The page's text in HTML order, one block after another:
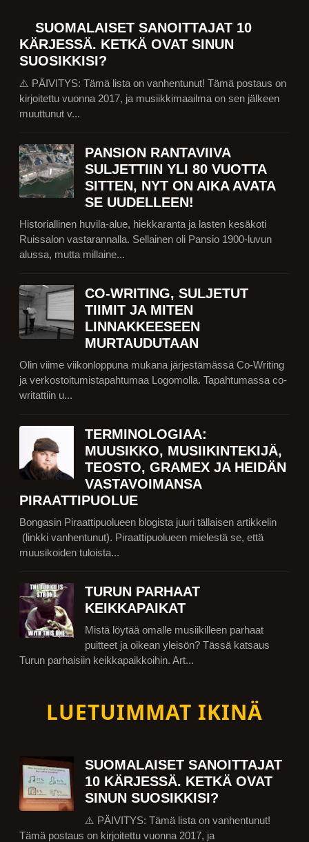
SUOMALAISET SANOITTAJAT 10
KÄRJESSÄ. KETKÄ OVAT SINUN
SUOSIKKISI?
⚠️ PÄIVITYS: Tämä lista on vanhentunut! Tämä postaus on
kirjoitettu vuonna 2017, ja musiikkimaailma on sen jälkeen
muuttunut v...
PANSION RANTAVIIVA
SULJETTIIN YLI 80 VUOTTA
SITTEN, NYT ON AIKA AVATA
SE UUDELLEEN!
Historiallinen huvila-alue, hiekkaranta ja lasten kesäkoti
Ruissalon vastarannalla. Sellainen oli Pansio 1900-luvun
alussa, mutta millaine...
CO-WRITING, SULJETUT
TIIMIT JA MITEN
LINNAKKEESEEN
MURTAUDUTAAN
Olin viime viikonloppuna mukana järjestämässä Co-Writing
ja verkostoitumistapahtumaa Logomolla. Tapahtumassa co-
writattiin u...
TERMINOLOGIAA:
MUUSIKKO, MUSIIKINTEKIJÄ,
TEOSTO, GRAMEX JA HEIDÄN
VASTAVOIMANSA
PIRAATTIPUOLUE
Bongasin Piraattipuolueen blogista juuri tällaisen artikkelin
(linkki vanhentunut). Piraattipuolueen mielestä se, että
muusikoiden tuloista...
TURUN PARHAAT
KEIKKAPAIKAT
Mistä löytää omalle musiikilleen parhaat
puitteet ja oikean yleisön? Tässä katsaus
Turun parhaisiin keikkapaikkoihin. Art...
LUETUIMMAT IKINÄ
SUOMALAISET SANOITTAJAT
10 KÄRJESSÄ. KETKÄ OVAT
SINUN SUOSIKKISI?
⚠️ PÄIVITYS: Tämä lista on vanhentunut!
Tämä postaus on kirjoitettu vuonna 2017, ja